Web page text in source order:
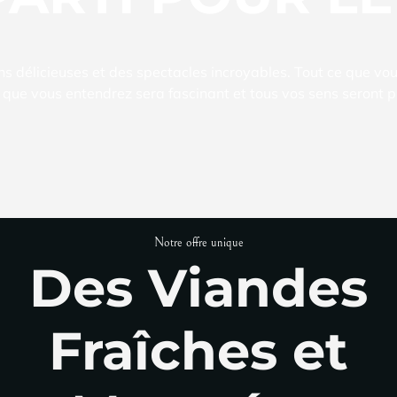
Notre offre unique
Des Viandes
Fraîches et